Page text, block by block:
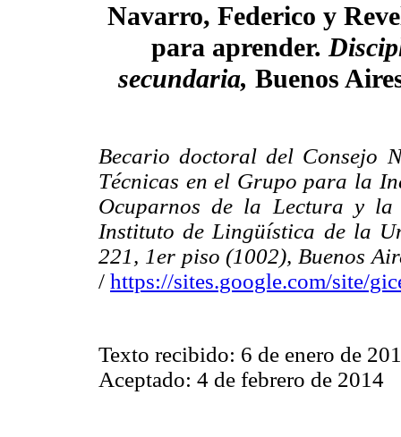
Navarro, Federico y
para aprender.
secundaria, Buenos
Becario doctoral del Consejo
Técnicas en el Grupo para la
Ocuparnos de la Lectura y
Instituto de Lingüística de la
221, 1er piso (1002), Buenos
/ https://sites.google.com/site/
Texto recibido: 6 de enero de
Aceptado: 4 de febrero de 2014